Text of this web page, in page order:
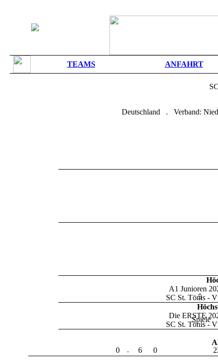
TEAMS ANFAHRT
Deutschland . Verband:
5
Spiele
0 . 6 0
A1 Junioren
SC St. Tönis -
Die ERSTE
SC St. Tönis -